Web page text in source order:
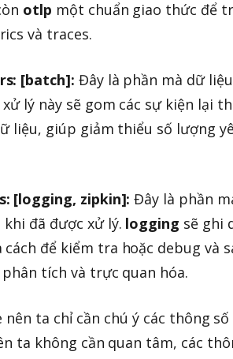
otlp một chuẩn giao thức để
và traces.
[batch]: Đây là phần mà dữ
xử lý này sẽ gom các sự kiện lại
liệu, giúp giảm thiểu số lượng
[logging, zipkin]: Đây là phần
khi đã được xử lý. logging sẽ ghi
để kiểm tra hoặc debug và
tích và trực quan hóa.
nên ta chỉ cần chú ý các thông
ta không cần quan tâm, các